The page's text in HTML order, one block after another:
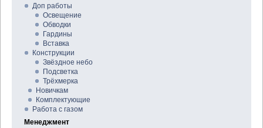
Доп работы
Освещение
Обводки
Гардины
Вставка
Конструкции
Звёздное небо
Подсветка
Трёхмерка
Новичкам
Комплектующие
Работа с газом
Менеджмент